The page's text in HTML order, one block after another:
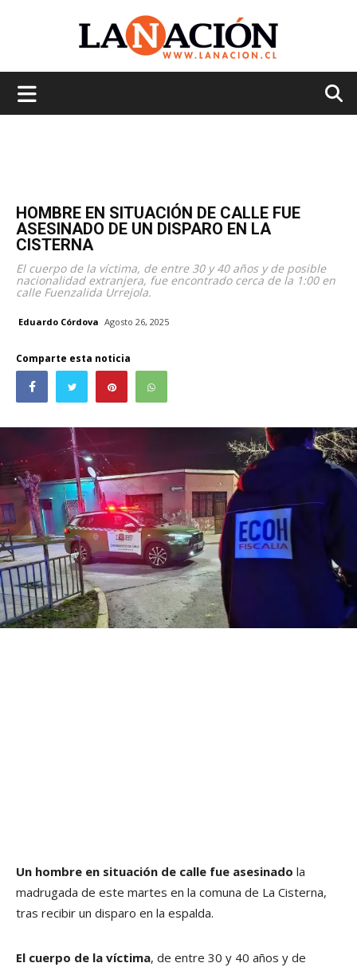
HOMBRE EN SITUACIÓN DE CALLE FUE
ASESINADO DE UN DISPARO EN LA
CISTERNA
El cuerpo de la víctima, de entre 30 y 40 años y de posible
nacionalidad extranjera, fue encontrado cerca de la 1:00 en
calle Fuenzalida Urrejola.
Eduardo Córdova Agosto 26, 2025
Comparte esta noticia
Un hombre en situación de calle fue asesinado la
madrugada de este martes en la comuna de La Cisterna,
tras recibir un disparo en la espalda.
El cuerpo de la víctima, de entre 30 y 40 años y de